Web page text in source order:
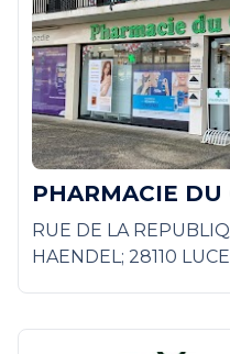
PHARMACIE DU
RUE DE LA
HAENDEL; 28110 LUCE